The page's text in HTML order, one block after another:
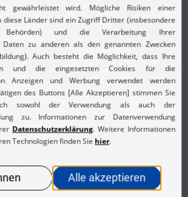
unique– die Mission von
ist die Richtschnur unseres Handelns.
Business-Abenteuers, um die beste
Kunden zu finden, die ihre Produkte
und sicherer macht.